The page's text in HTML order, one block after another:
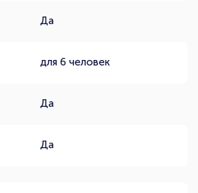
Да
для 6 человек
Да
Да